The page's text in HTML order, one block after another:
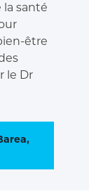
la santé
être
le Dr